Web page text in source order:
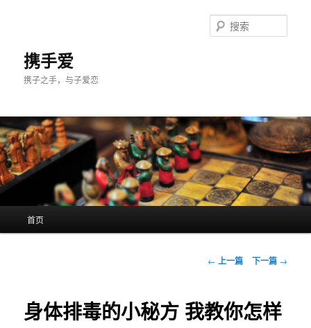
携手爱
携子之手，与子爱恋
索
首页
文
航
← 上一篇 下一篇 →
身体排毒的小秘方 我教你怎样